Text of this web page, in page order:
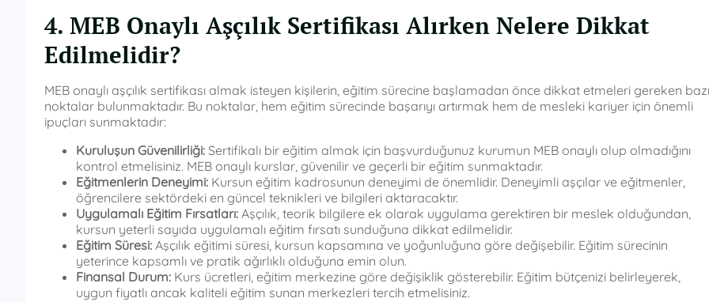
4. MEB Onaylı Aşçılık Sertifikası Alırken Nelere Dikkat
Edilmelidir?
MEB onaylı aşçılık sertifikası almak isteyen kişilerin, eğitim sürecine başlamadan önce dikkat etmeleri gereken bazı
noktalar bulunmaktadır. Bu noktalar, hem eğitim sürecinde başarıyı artırmak hem de mesleki kariyer için önemli
ipuçları sunmaktadır:
Kuruluşun Güvenilirliği: Sertifikalı bir eğitim almak için başvurduğunuz kurumun MEB onaylı olup olmadığını
kontrol etmelisiniz. MEB onaylı kurslar, güvenilir ve geçerli bir eğitim sunmaktadır.
Eğitmenlerin Deneyimi: Kursun eğitim kadrosunun deneyimi de önemlidir. Deneyimli aşçılar ve eğitmenler,
öğrencilere sektördeki en güncel teknikleri ve bilgileri aktaracaktır.
Uygulamalı Eğitim Fırsatları: Aşçılık, teorik bilgilere ek olarak uygulama gerektiren bir meslek olduğundan,
kursun yeterli sayıda uygulamalı eğitim fırsatı sunduğuna dikkat edilmelidir.
Eğitim Süresi: Aşçılık eğitimi süresi, kursun kapsamına ve yoğunluğuna göre değişebilir. Eğitim sürecinin
yeterince kapsamlı ve pratik ağırlıklı olduğuna emin olun.
Finansal Durum: Kurs ücretleri, eğitim merkezine göre değişiklik gösterebilir. Eğitim bütçenizi belirleyerek,
uygun fiyatlı ancak kaliteli eğitim sunan merkezleri tercih etmelisiniz.